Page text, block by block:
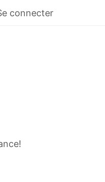
connecter